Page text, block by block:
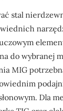
stal
do wybranej
MIG
Dla